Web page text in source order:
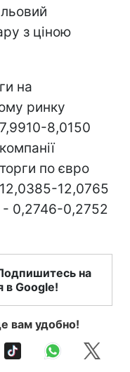
з ціною
на
ринку
8,0150
по євро
12,0765
- 0,2746-0,2752
на
в Google!
вам удобно!